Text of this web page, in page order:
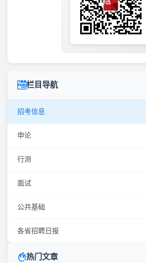
栏目导航
招考信息
申论
行测
面试
公共基础
各省招聘日报
热门文章